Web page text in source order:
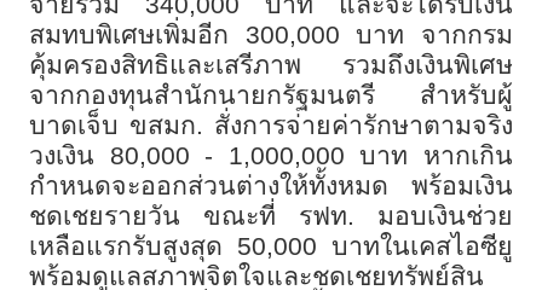
สมทบพิเศษเพิ่มอีก 300,000 บาท จากกรม
คุ้มครองสิทธิและเสรีภาพ รวมถึงเงินพิเศษ
จากกองทุนสำนักนายกรัฐมนตรี สำหรับผู้
บาดเจ็บ ขสมก. สั่งการจ่ายค่ารักษาตามจริง
วงเงิน 80,000 - 1,000,000 บาท หากเกิน
กำหนดจะออกส่วนต่างให้ทั้งหมด พร้อมเงิน
ชดเชยรายวัน ขณะที่ รฟท. มอบเงินช่วย
เหลือแรกรับสูงสุด 50,000 บาทในเคสไอซียู
พร้อมดูแลสภาพจิตใจและชดเชยทรัพย์สิน